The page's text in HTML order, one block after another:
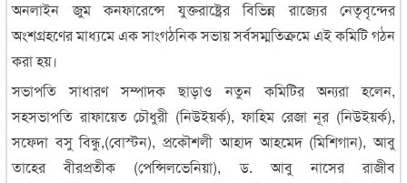
অনলাইন জুম কনফারেন্সে যুক্তরাষ্ট্রের বিভিন্ন রাজ্যের নেতৃবৃন্দের
অংশগ্রহণের মাধ্যমে এক সাংগঠনিক সভায় সর্বসম্মতিক্রমে এই কমিটি গঠন
করা হয়।
সভাপতি সাধারণ সম্পাদক ছাড়াও নতুন কমিটির অন্যরা হলেন,
সহসভাপতি রাফায়েত চৌধুরী (নিউইয়র্ক), ফাহিম রেজা নূর (নিউইয়র্ক),
সফেদা বসু বিন্ধু,(বোস্টন), প্রকৌশলী আহাদ আহমেদ (মিশিগান), আবু
তাহের বীরপ্রতীক (পেন্সিলভেনিয়া), ড. আবু নাসের রাজীব